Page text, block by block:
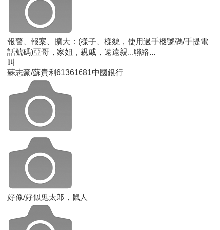
報警、報案、擴大：(樣子、樣貌，使用過手機號碼/手提電
話號碼)亞哥，家姐，親戚，遠遠親...聯絡...
叫
蘇志豪/蘇貴利61361681中國銀行
好像/好似鬼太郎，鼠人